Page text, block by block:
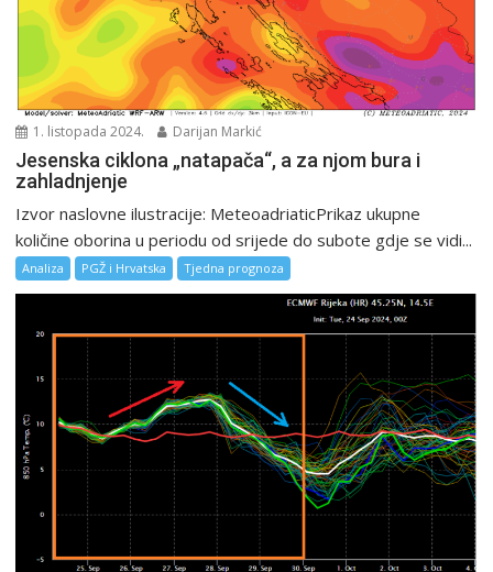
1. listopada 2024. Darijan Markić
Jesenska ciklona „natapača“, a za njom bura i
zahladnjenje
Izvor naslovne ilustracije: MeteoadriaticPrikaz ukupne
količine oborina u periodu od srijede do subote gdje se vidi...
Analiza PGŽ i Hrvatska Tjedna prognoza